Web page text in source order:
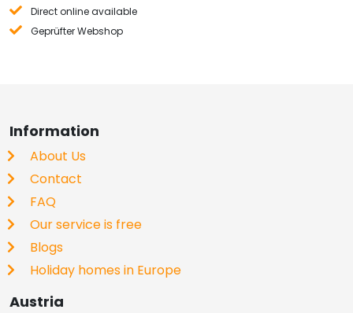
Direct online available
Geprüfter Webshop
Information
About Us
Contact
FAQ
Our service is free
Blogs
Holiday homes in Europe
Austria